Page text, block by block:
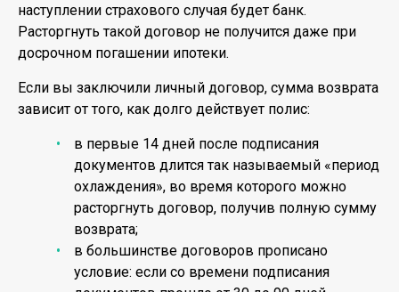
наступлении страхового случая будет банк.
Расторгнуть такой договор не получится даже при
досрочном погашении ипотеки.
Если вы заключили личный договор, сумма возврата
зависит от того, как долго действует полис:
в первые 14 дней после подписания
документов длится так называемый «период
охлаждения», во время которого можно
расторгнуть договор, получив полную сумму
возврата;
в большинстве договоров прописано
условие: если со времени подписания